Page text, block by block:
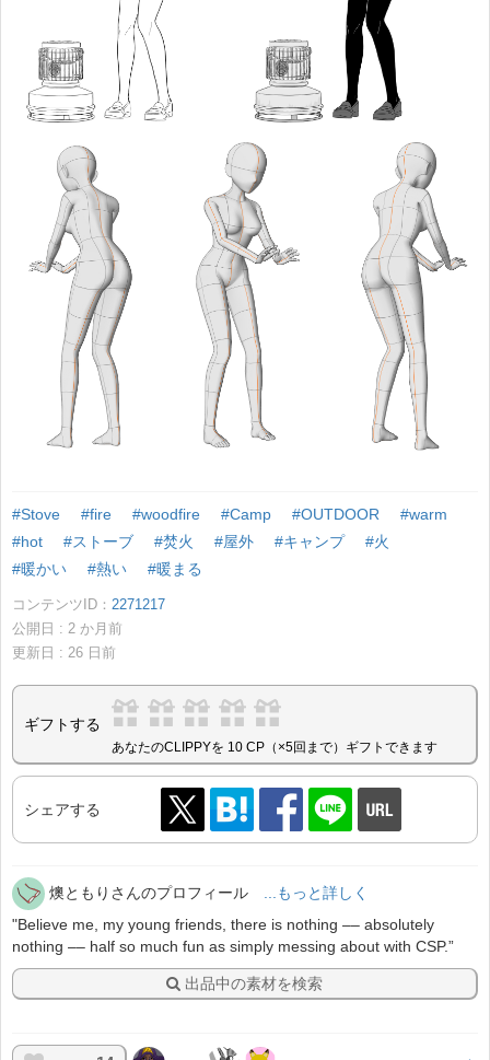
#Stove #fire #woodfire #Camp #OUTDOOR
#warm
#hot
#ストーブ #焚火 #屋外 #キャンプ
#火
#暖かい
#熱い #暖まる
コンテンツID： 2271217
公開日 : 2 か月前
更新日 : 26 日前
ギフトする
あなたのCLIPPYを 10 CP（×5回まで）ギフトできます
シェアする
燠ともりさんのプロフィール
...もっと詳しく
"Believe me, my young friends, there is nothing –– absolutely
nothing –– half so much fun as simply messing about with CSP.”
出品中の素材を検索